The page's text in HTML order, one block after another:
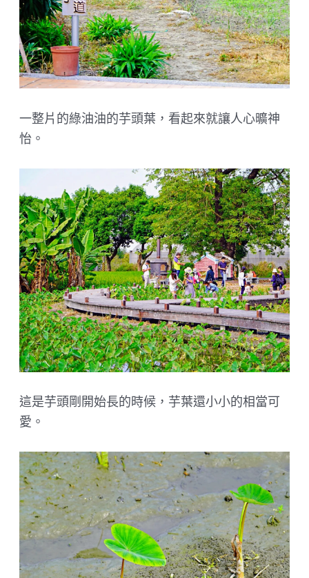
一整片的綠油油的芋頭葉，看起來就讓人心曠神
怡。
這是芋頭剛開始長的時候，芋葉還小小的相當可
愛。